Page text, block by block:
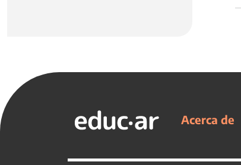
Acerca de